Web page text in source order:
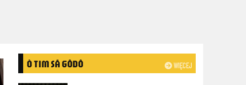
WIĘCEJ
Ò TIM SÃ GÔDÔ